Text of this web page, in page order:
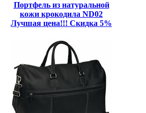
Портфель из натуральной
кожи крокодила ND02
Лучшая цена!!! Скидка 5%